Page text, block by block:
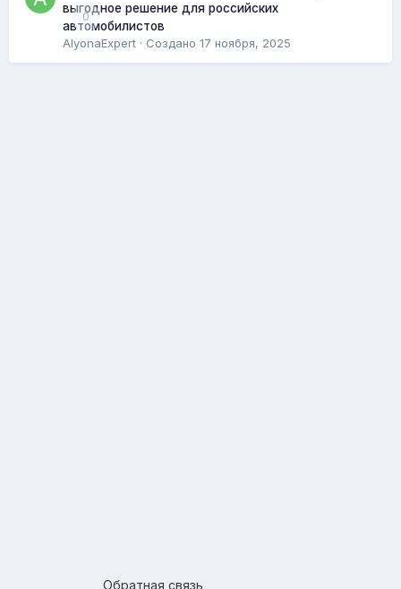
0
выгодное решение для российских
автомобилистов
AlyonaExpert · Создано 17 ноября, 2025
Обратная связь